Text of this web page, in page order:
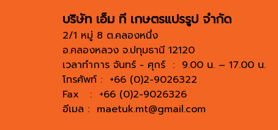
บริษัท เอ็ม ที เกษตรแปรรูป จำกัด
2/1 หมู่ 8 ต.คลองหนึ่ง
อ.คลองหลวง จ.ปทุมธานี 12120
เวลาทำการ จันทร์ - ศุกร์ : 9.00 น. – 17.00 น.
โทรศัพท์ : +66 (0)2-9026322
Fax : +66 (0)2-9026326
อีเมล : maetuk.mt@gmail.com